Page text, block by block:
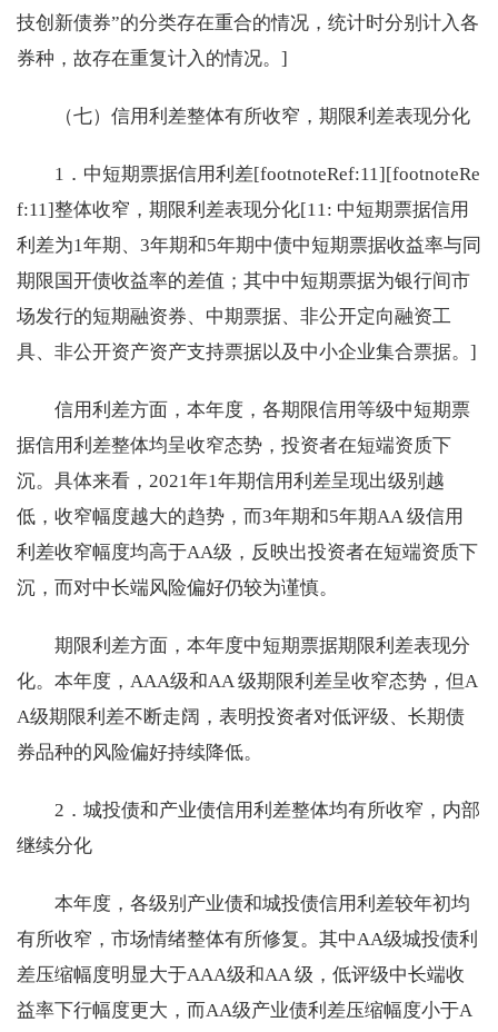
技创新债券”的分类存在重合的情况，统计时分别计入各
券种，故存在重复计入的情况。]
（七）信用利差整体有所收窄，期限利差表现分化
1．中短期票据信用利差[footnoteRef:11][footnoteRe
f:11]整体收窄，期限利差表现分化[11: 中短期票据信用
利差为1年期、3年期和5年期中债中短期票据收益率与同
期限国开债收益率的差值；其中中短期票据为银行间市
场发行的短期融资券、中期票据、非公开定向融资工
具、非公开资产资产支持票据以及中小企业集合票据。]
信用利差方面，本年度，各期限信用等级中短期票
据信用利差整体均呈收窄态势，投资者在短端资质下
沉。具体来看，2021年1年期信用利差呈现出级别越
低，收窄幅度越大的趋势，而3年期和5年期AA 级信用
利差收窄幅度均高于AA级，反映出投资者在短端资质下
沉，而对中长端风险偏好仍较为谨慎。
期限利差方面，本年度中短期票据期限利差表现分
化。本年度，AAA级和AA 级期限利差呈收窄态势，但A
A级期限利差不断走阔，表明投资者对低评级、长期债
券品种的风险偏好持续降低。
2．城投债和产业债信用利差整体均有所收窄，内部
继续分化
本年度，各级别产业债和城投债信用利差较年初均
有所收窄，市场情绪整体有所修复。其中AA级城投债利
差压缩幅度明显大于AAA级和AA 级，低评级中长端收
益率下行幅度更大，而AA级产业债利差压缩幅度小于A